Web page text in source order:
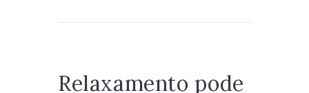
Relaxamento pode